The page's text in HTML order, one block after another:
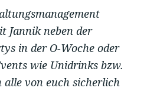
Jannik neben der
in der O-Woche oder
wie Unidrinks bzw.
alle von euch sicherlich